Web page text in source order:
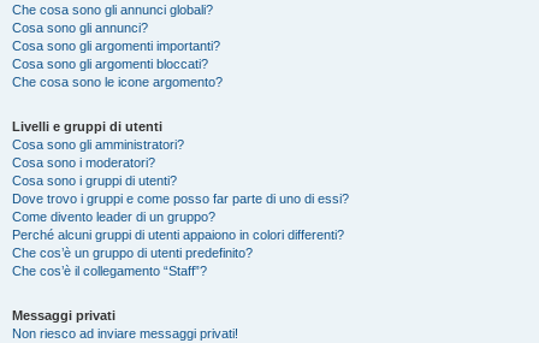
Che cosa sono gli annunci globali?
Cosa sono gli annunci?
Cosa sono gli argomenti importanti?
Cosa sono gli argomenti bloccati?
Che cosa sono le icone argomento?
Livelli e gruppi di utenti
Cosa sono gli amministratori?
Cosa sono i moderatori?
Cosa sono i gruppi di utenti?
Dove trovo i gruppi e come posso far parte di uno di essi?
Come divento leader di un gruppo?
Perché alcuni gruppi di utenti appaiono in colori differenti?
Che cos’è un gruppo di utenti predefinito?
Che cos’è il collegamento “Staff”?
Messaggi privati
Non riesco ad inviare messaggi privati!